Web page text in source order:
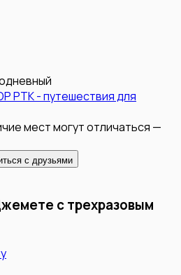
РТК - путешествия для
мест могут отличаться —
с друзьями
с трехразовым